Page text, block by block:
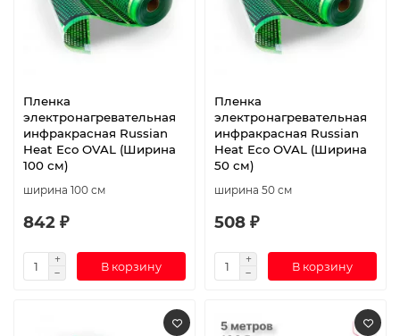
Пленка
электронагревательная
инфракрасная Russian
Heat Eco OVAL (Ширина
100 см)
ширина 100 см
842 ₽
В корзину
Пленка
электронагревательная
инфракрасная Russian
Heat Eco OVAL (Ширина
50 см)
ширина 50 см
508 ₽
В корзину